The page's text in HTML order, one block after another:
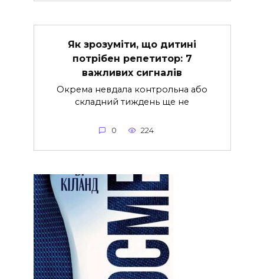
Як зрозуміти, що дитині
потрібен репетитор: 7
важливих сигналів
Окрема невдала контрольна або
складний тиждень ще не
0 224